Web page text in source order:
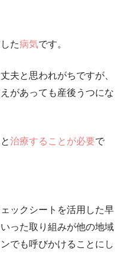
た病気です。
夫と思われがちですが、
があっても産後うつにな
治療することが必要で
ックシートを活用した早
った取り組みが他の地域
でも呼びかけることにし